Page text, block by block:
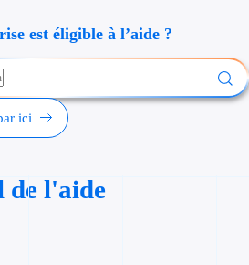
Création
Cession
Type de financements
est éligible à l’aide ?
ici
de l'aide